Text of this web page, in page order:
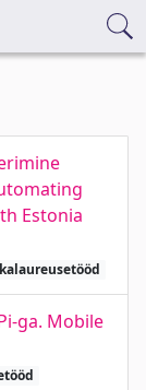
Estonia
ga. Mobile